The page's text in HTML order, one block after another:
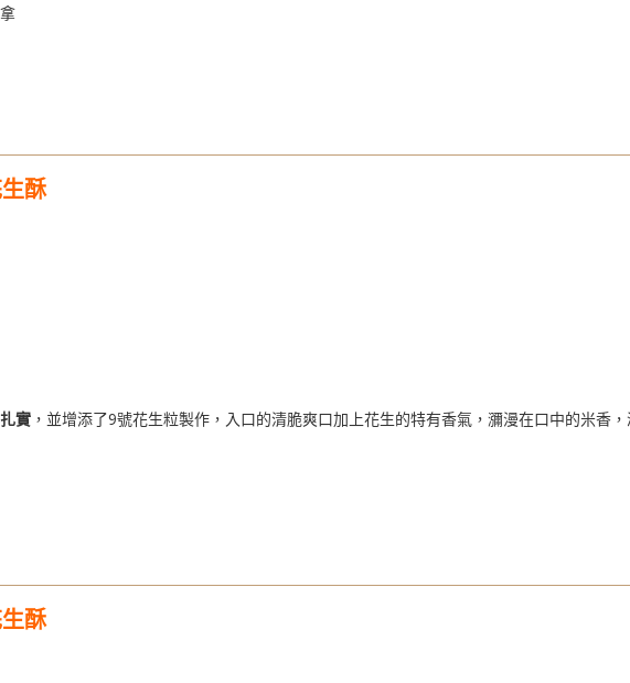
酥
實 ，並增添了9號花生粒製作，入口的清脆爽口加上花生的特有香氣，瀰漫在口中的米香
酥